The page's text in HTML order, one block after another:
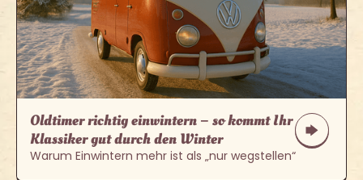
Oldtimer richtig einwintern – so kommt Ihr
Klassiker gut durch den Winter
Warum Einwintern mehr ist als „nur wegstellen“